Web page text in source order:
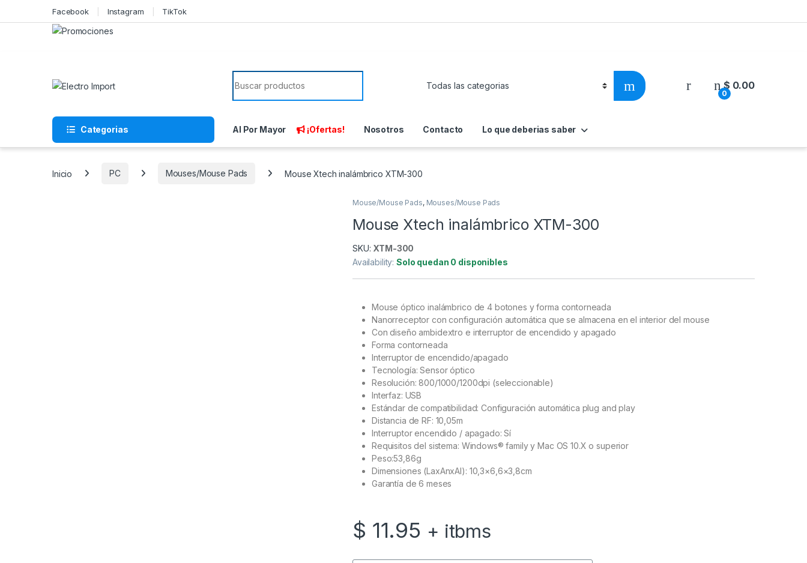
Facebook Instagram TikTok
Search for:
0
$ 0.00
Categorias Al Por Mayor ¡Ofertas! Nosotros Contacto Lo que deberias saber
Inicio PC Mouses/Mouse Pads Mouse Xtech inalámbrico XTM-300
Mouse/Mouse Pads, Mouses/Mouse Pads
Mouse Xtech inalámbrico XTM-300
SKU: XTM-300
Availability:Solo quedan 0 disponibles
Mouse óptico inalámbrico de 4 botones y forma contorneada
Nanorreceptor con configuración automática que se almacena en el interior del mouse
Con diseño ambidextro e interruptor de encendido y apagado
Forma contorneada
Interruptor de encendido/apagado
Tecnología: Sensor óptico
Resolución: 800/1000/1200dpi (seleccionable)
Interfaz: USB
Estándar de compatibilidad: Configuración automática plug and play
Distancia de RF: 10,05m
Interruptor encendido / apagado: Sí
Requisitos del sistema: Windows® family y Mac OS 10.X o superior
Peso:53,86g
Dimensiones (LaxAnxAl): 10,3×6,6×3,8cm
Garantía de 6 meses
$ 11.95 + itbms